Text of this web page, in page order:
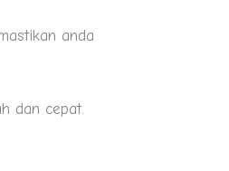
anda
dan cepat.